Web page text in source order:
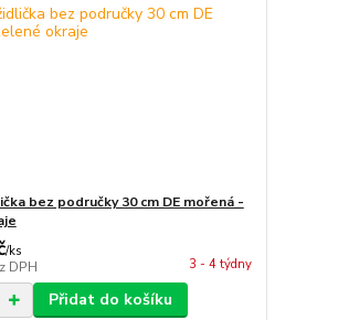
bez područky 30 cm DE mořená -
/ks
DPH 3 - 4 týdny
Přidat do košíku